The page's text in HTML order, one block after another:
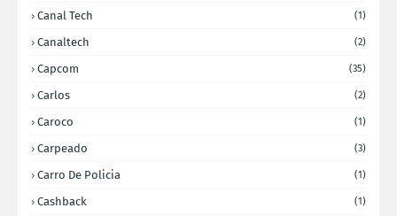
Canal Tech (1)
Canaltech (2)
Capcom (35)
Carlos (2)
Caroco (1)
Carpeado (3)
Carro De Policia (1)
Cashback (1)